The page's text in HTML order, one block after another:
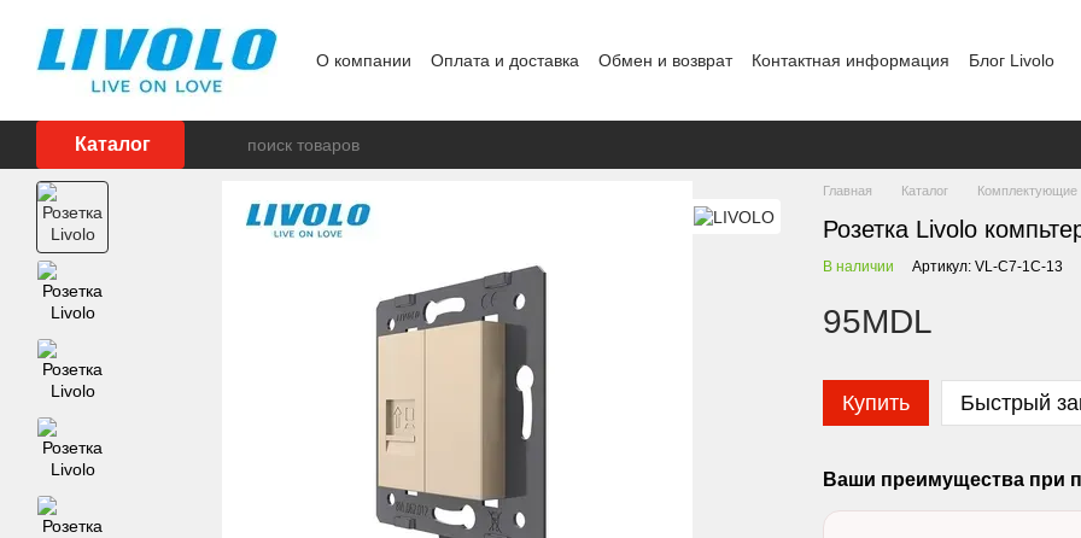
О компании Оплата и доставка Обмен и возврат Контактная информация
Блог Livolo
Каталог
Главная Каталог Комплектующие
Розетка Livolo
В наличии Артикул: VL-C7-1C-13
95MDL
Купить Быстрый
Ваши преимущества при